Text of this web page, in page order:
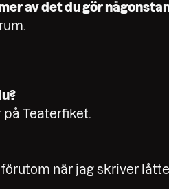
av det du gör
på Teaterfiket.
när jag skriver